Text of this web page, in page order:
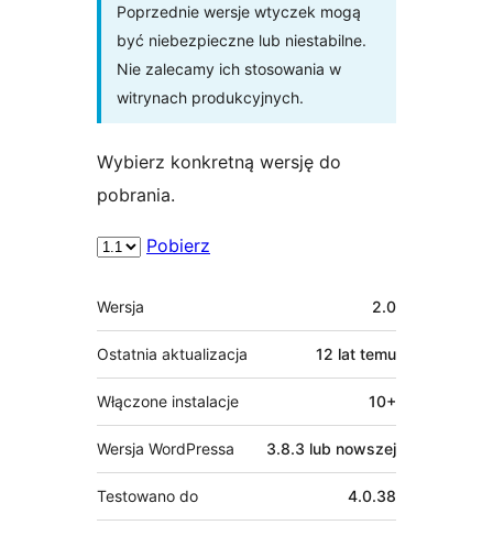
Poprzednie wersje wtyczek mogą
być niebezpieczne lub niestabilne.
Nie zalecamy ich stosowania w
witrynach produkcyjnych.
Wybierz konkretną wersję do
pobrania.
Pobierz
Meta
Wersja 2.0
Ostatnia aktualizacja 12 lat temu
Włączone instalacje 10+
Wersja WordPressa 3.8.3 lub nowszej
Testowano do 4.0.38